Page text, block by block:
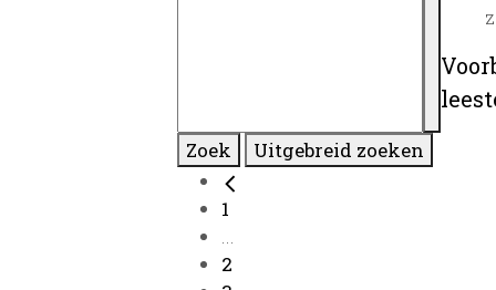
Zoek Uitgebreid zoeken
1
...
2